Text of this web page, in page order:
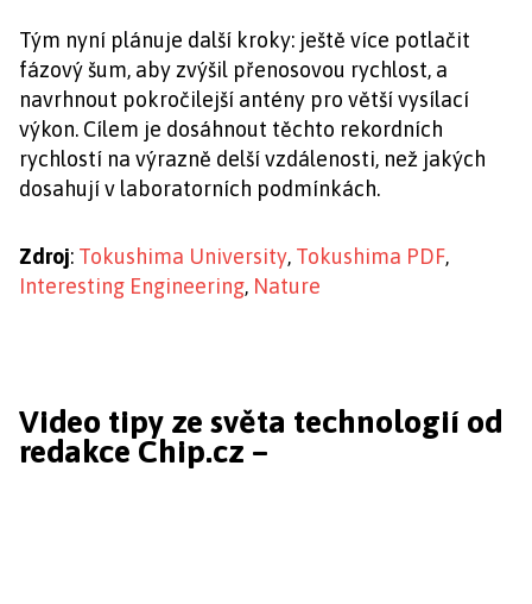
Tým nyní plánuje další kroky: ještě více potlačit
fázový šum, aby zvýšil přenosovou rychlost, a
navrhnout pokročilejší antény pro větší vysílací
výkon. Cílem je dosáhnout těchto rekordních
rychlostí na výrazně delší vzdálenosti, než jakých
dosahují v laboratorních podmínkách.
Zdroj: Tokushima University, Tokushima PDF,
Interesting Engineering, Nature
Video tipy ze světa technologií od
redakce Chip.cz –